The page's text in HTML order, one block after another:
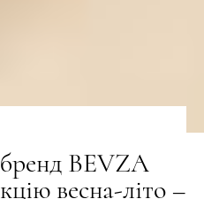
BEVZA
весна-літо –